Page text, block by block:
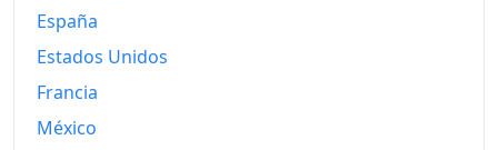
1972
1973
1974
España
Estados Unidos
Francia
México